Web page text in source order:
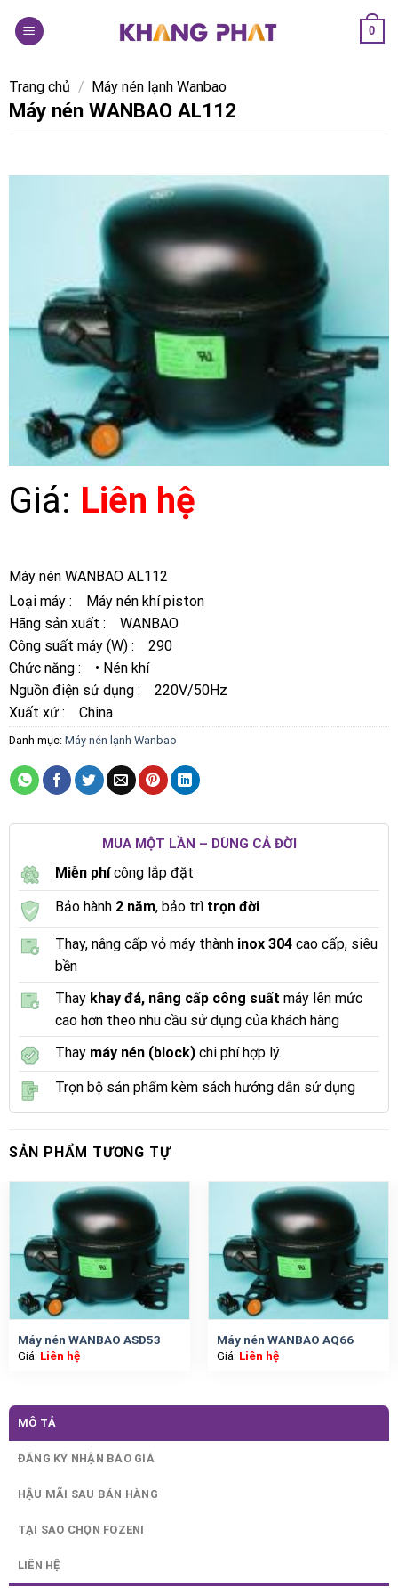
0
Trang chủ / Máy nén lạnh Wanbao
Máy nén WANBAO AL112
Giá: Liên hệ
Máy nén WANBAO AL112
Loại máy : Máy nén khí piston
Hãng sản xuất : WANBAO
Công suất máy (W) : 290
Chức năng : • Nén khí
Nguồn điện sử dụng : 220V/50Hz
Xuất xứ : China
Danh mục: Máy nén lạnh Wanbao
MUA MỘT LẦN – DÙNG CẢ ĐỜI
Miễn phícông lắp đặt
Bảo hành 2 năm, bảo trì trọn đời
Thay, nâng cấp vỏ máy thành inox 304cao cấp, siêu
bền
Thay khay đá, nâng cấp công suất máy lên mức
cao hơn theo nhu cầu sử dụng của khách hàng
Thaymáy nén (block)chi phí hợp lý.
Trọn bộ sản phẩm kèm sách hướng dẫn sử dụng
SẢN PHẨM TƯƠNG TỰ
Máy nén WANBAO ASD53
Giá: Liên hệ
Máy nén WANBAO AQ66
Giá: Liên hệ
MÔ TẢ
ĐĂNG KÝ NHẬN BÁO GIÁ
HẬU MÃI SAU BÁN HÀNG
TẠI SAO CHỌN FOZENI
LIÊN HỆ